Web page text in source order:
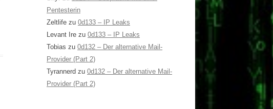
Pentesterin
Zeltlife zu 0d133 – IP Leaks
Levant Ire zu 0d133 – IP Leaks
Tobias zu 0d132 – Der alternative Mail-
Provider (Part 2)
Tyrannerd zu 0d132 – Der alternative Mail-
Provider (Part 2)